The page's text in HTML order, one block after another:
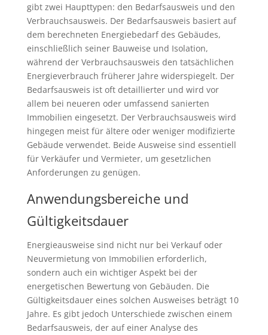
gibt zwei Haupttypen: den Bedarfsausweis und den
Verbrauchsausweis. Der Bedarfsausweis basiert auf
dem berechneten Energiebedarf des Gebäudes,
einschließlich seiner Bauweise und Isolation,
während der Verbrauchsausweis den tatsächlichen
Energieverbrauch früherer Jahre widerspiegelt. Der
Bedarfsausweis ist oft detaillierter und wird vor
allem bei neueren oder umfassend sanierten
Immobilien eingesetzt. Der Verbrauchsausweis wird
hingegen meist für ältere oder weniger modifizierte
Gebäude verwendet. Beide Ausweise sind essentiell
für Verkäufer und Vermieter, um gesetzlichen
Anforderungen zu genügen.
Anwendungsbereiche und
Gültigkeitsdauer
Energieausweise sind nicht nur bei Verkauf oder
Neuvermietung von Immobilien erforderlich,
sondern auch ein wichtiger Aspekt bei der
energetischen Bewertung von Gebäuden. Die
Gültigkeitsdauer eines solchen Ausweises beträgt 10
Jahre. Es gibt jedoch Unterschiede zwischen einem
Bedarfsausweis, der auf einer Analyse des